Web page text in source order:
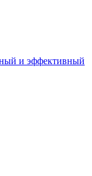
и эффективный